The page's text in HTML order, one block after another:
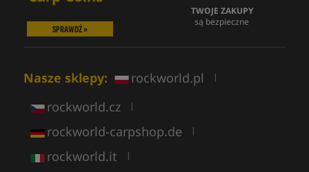
SPRAWDŹ »
TWOJE ZAKUPY
są bezpieczne
Nasze sklepy: rockworld.pl |
rockworld.cz |
rockworld-carpshop.de |
rockworld.it |